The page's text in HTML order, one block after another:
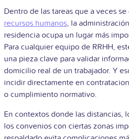
Dentro de las tareas que a veces
recursos humanos, la
residencia ocupa un lugar más
Para cualquier equipo de RRHH,
una pieza clave para validar
domicilio real de un trabajador. Y
incidir directamente en
o cumplimiento normativo.
En contextos donde las distancias,
los convenios con ciertas zonas